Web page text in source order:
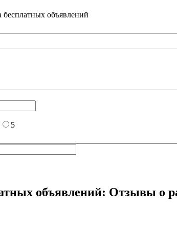
бесплатных объявлений
5
объявлений: Отзывы о